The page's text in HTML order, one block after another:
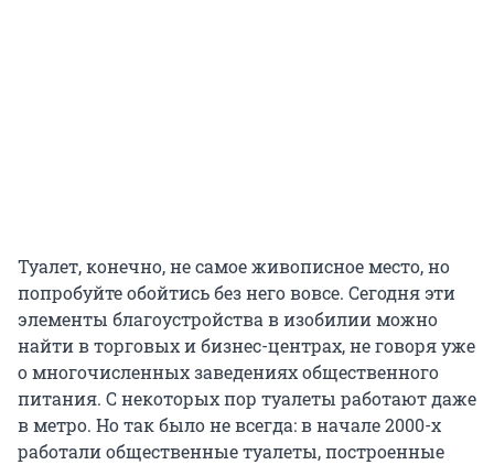
Туалет, конечно, не самое живописное место, но
попробуйте обойтись без него вовсе. Сегодня эти
элементы благоустройства в изобилии можно
найти в торговых и бизнес-центрах, не говоря уже
о многочисленных заведениях общественного
питания. С некоторых пор туалеты работают даже
в метро. Но так было не всегда: в начале2000-х
работали общественные туалеты, построенные